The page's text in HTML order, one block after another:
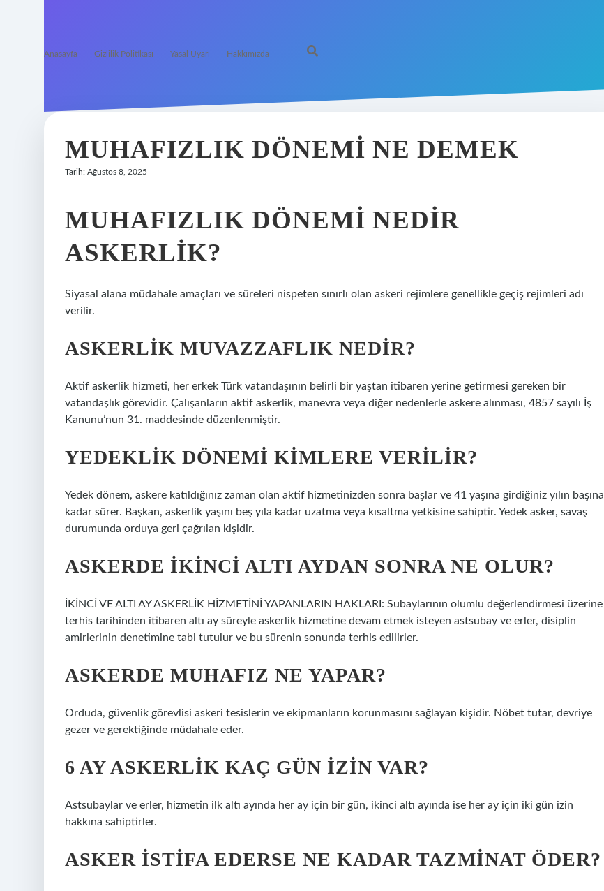
Anasayfa Gizlilik Politikası Yasal Uyarı Hakkımızda
MUHAFIZLIK DÖNEMI NE DEMEK
Tarih: Ağustos 8, 2025
MUHAFIZLIK DÖNEMI NEDIR
ASKERLIK?
Siyasal alana müdahale amaçları ve süreleri nispeten sınırlı olan askeri rejimlere genellikle geçiş rejimleri adı
verilir.
ASKERLIK MUVAZZAFLIK NEDIR?
Aktif askerlik hizmeti, her erkek Türk vatandaşının belirli bir yaştan itibaren yerine getirmesi gereken bir
vatandaşlık görevidir. Çalışanların aktif askerlik, manevra veya diğer nedenlerle askere alınması, 4857 sayılı İş
Kanunu’nun 31. maddesinde düzenlenmiştir.
YEDEKLIK DÖNEMI KIMLERE VERILIR?
Yedek dönem, askere katıldığınız zaman olan aktif hizmetinizden sonra başlar ve 41 yaşına girdiğiniz yılın başına
kadar sürer. Başkan, askerlik yaşını beş yıla kadar uzatma veya kısaltma yetkisine sahiptir. Yedek asker, savaş
durumunda orduya geri çağrılan kişidir.
ASKERDE IKINCI ALTI AYDAN SONRA NE OLUR?
İKİNCİ VE ALTI AY ASKERLİK HİZMETİNİ YAPANLARIN HAKLARI: Subaylarının olumlu değerlendirmesi üzerine
terhis tarihinden itibaren altı ay süreyle askerlik hizmetine devam etmek isteyen astsubay ve erler, disiplin
amirlerinin denetimine tabi tutulur ve bu sürenin sonunda terhis edilirler.
ASKERDE MUHAFIZ NE YAPAR?
Orduda, güvenlik görevlisi askeri tesislerin ve ekipmanların korunmasını sağlayan kişidir. Nöbet tutar, devriye
gezer ve gerektiğinde müdahale eder.
6 AY ASKERLIK KAÇ GÜN IZIN VAR?
Astsubaylar ve erler, hizmetin ilk altı ayında her ay için bir gün, ikinci altı ayında ise her ay için iki gün izin
hakkına sahiptirler.
ASKER ISTIFA EDERSE NE KADAR TAZMINAT ÖDER?